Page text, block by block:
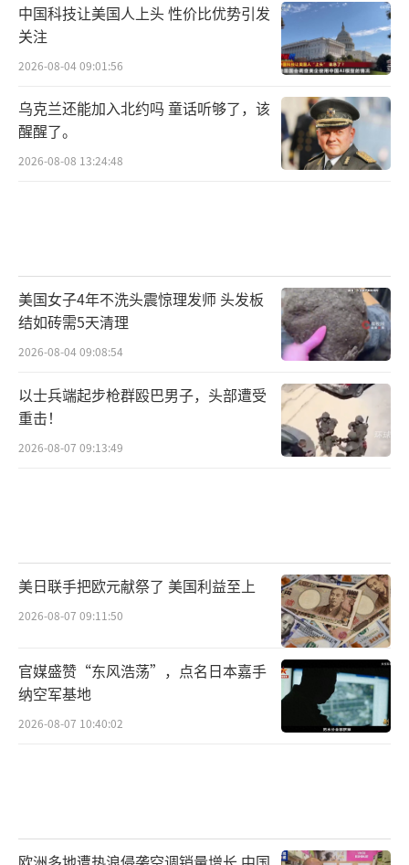
中国科技让美国人上头 性价比优势引发
关注
2026-08-04 09:01:56
乌克兰还能加入北约吗 童话听够了，该
醒醒了。
2026-08-08 13:24:48
美国女子4年不洗头震惊理发师 头发板
结如砖需5天清理
2026-08-04 09:08:54
以士兵端起步枪群殴巴男子，头部遭受
重击！
2026-08-07 09:13:49
美日联手把欧元献祭了 美国利益至上
2026-08-07 09:11:50
官媒盛赞“东风浩荡”，点名日本嘉手
纳空军基地
2026-08-07 10:40:02